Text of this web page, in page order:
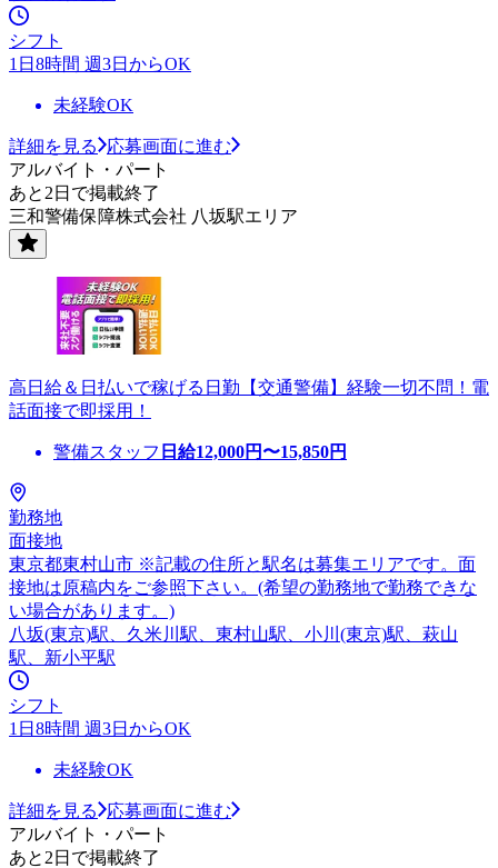
シフト
1日8時間 週3日からOK
未経験OK
詳細を見る
応募画面に進む
アルバイト・パート
あと2日で掲載終了
三和警備保障株式会社 八坂駅エリア
高日給＆日払いで稼げる日勤【交通警備】経験一切不問！電
話面接で即採用！
警備スタッフ 日給12,000円〜15,850円
勤務地
面接地
東京都東村山市 ※記載の住所と駅名は募集エリアです。面
接地は原稿内をご参照下さい。(希望の勤務地で勤務できな
い場合があります。)
八坂(東京)駅、久米川駅、東村山駅、小川(東京)駅、萩山
駅、新小平駅
シフト
1日8時間 週3日からOK
未経験OK
詳細を見る
応募画面に進む
アルバイト・パート
あと2日で掲載終了